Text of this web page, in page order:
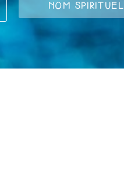
NOM SPIRITUEL